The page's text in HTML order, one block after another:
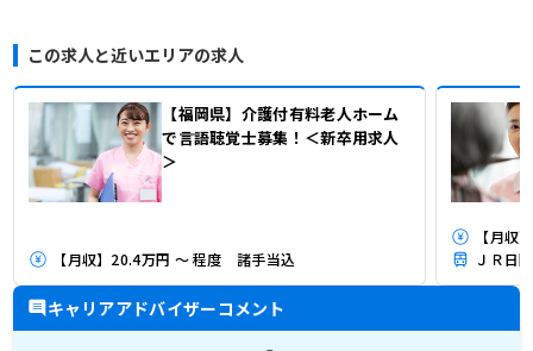
この求人と近いエリアの求人
【福岡県】介護付有料老人ホーム
で言語聴覚士募集！＜新卒用求人
＞
【月収】20.4万円 ～ 程度 諸手当込
【月収
ＪＲ日
キャリアアドバイザーコメント